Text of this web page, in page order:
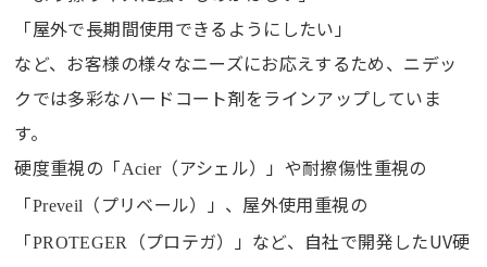
「屋外で長期間使用できるようにしたい」
など、お客様の様々なニーズにお応えするため、ニデッ
クでは多彩なハードコート剤をラインアップしていま
す。
硬度重視の「Acier（アシェル）」や耐擦傷性重視の
「Preveil
（プリベール）」、屋外使用重視の
「PROTEGER
（プロテガ）」など、自社で開発したUV硬